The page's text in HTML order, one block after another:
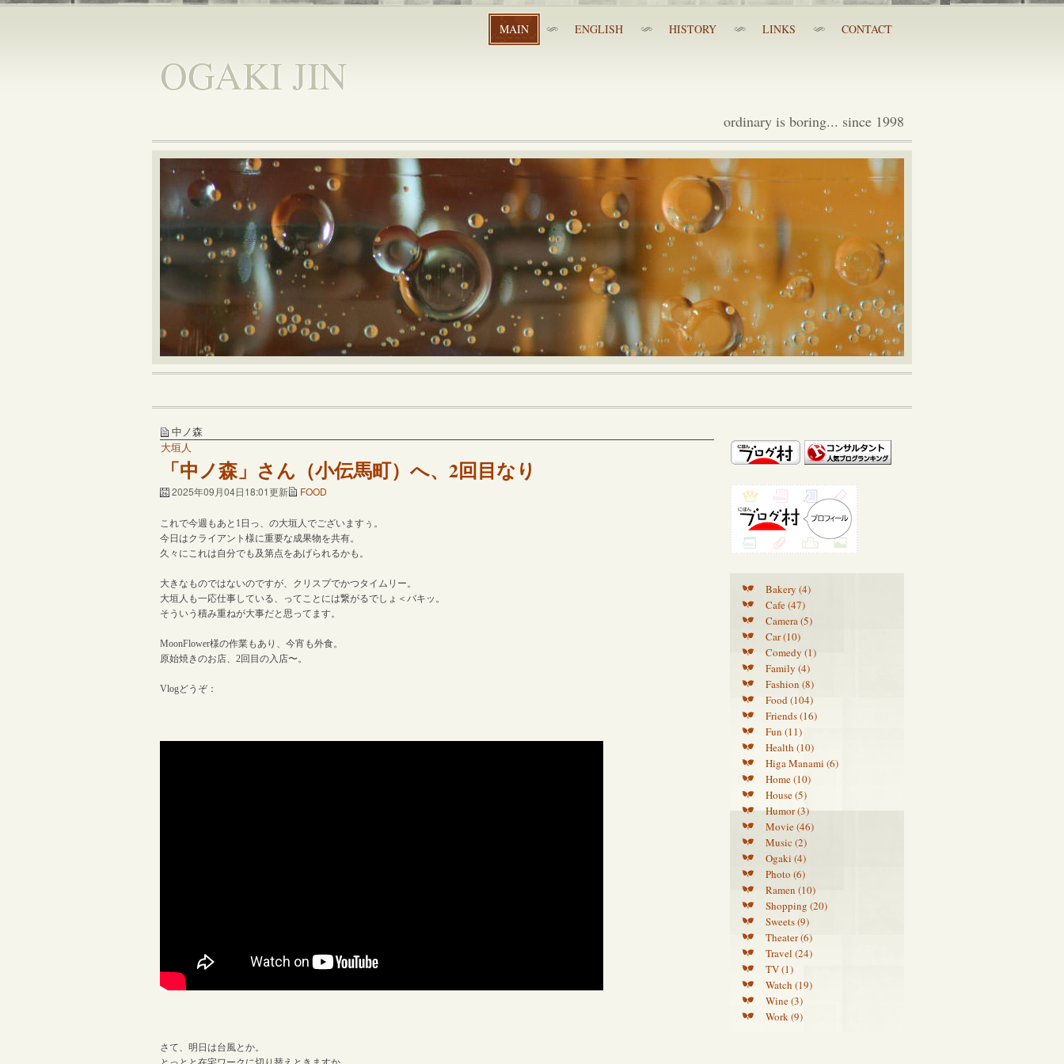
MAIN ENGLISH HISTORY LINKS CONTACT
OGAKI JIN
ordinary is boring... since 1998
中ノ森
大垣人
「中ノ森」さん（小伝馬町）へ、2回目なり
2025年09月04日18:01更新 FOOD
これで今週もあと1日っ、の大垣人でございますぅ。
今日はクライアント様に重要な成果物を共有。
久々にこれは自分でも及第点をあげられるかも。
大きなものではないのですが、クリスプでかつタイムリー。
大垣人も一応仕事している、ってことには繋がるでしょ＜バキッ。
そういう積み重ねが大事だと思ってます。
MoonFlower様の作業もあり、今宵も外食。
原始焼きのお店、2回目の入店〜。
Vlogどうぞ：
さて、明日は台風とか。
Bakery (4)
Cafe (47)
Camera (5)
Car (10)
Comedy (1)
Family (4)
Fashion (8)
Food (104)
Friends (16)
Fun (11)
Health (10)
Higa Manami (6)
Home (10)
House (5)
Humor (3)
Movie (46)
Music (2)
Ogaki (4)
Photo (6)
Ramen (10)
Shopping (20)
Sweets (9)
Theater (6)
Travel (24)
TV (1)
Watch (19)
Wine (3)
Work (9)